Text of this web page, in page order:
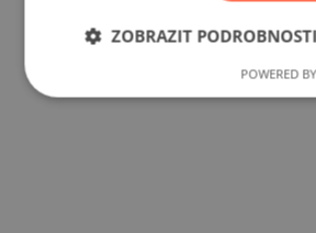
ZOBRAZIT PODROBNOSTI
POWERED